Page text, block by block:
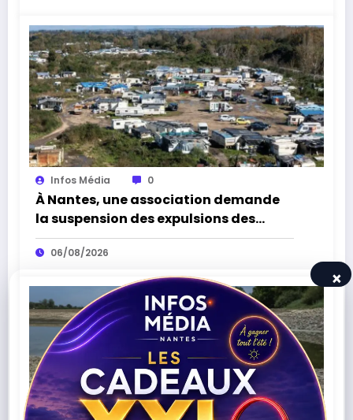
Infos Média 0
À Nantes, une association demande
la suspension des expulsions des
bidonvilles sans solution de
relogement
06/08/2026
×